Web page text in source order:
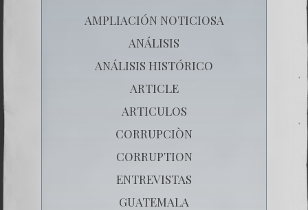
AMPLIACIÓN NOTICIOSA
ANÁLISIS
ANÁLISIS HISTÓRICO
ARTICLE
ARTICULOS
CORRUPCIÒN
CORRUPTION
ENTREVISTAS
GUATEMALA